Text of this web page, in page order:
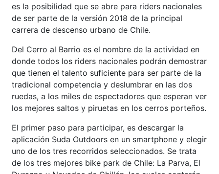
es la posibilidad que se abre para riders nacionales
de ser parte de la versión 2018 de la principal
carrera de descenso urbano de Chile.
Del Cerro al Barrio es el nombre de la actividad en
donde todos los riders nacionales podrán demostrar
que tienen el talento suficiente para ser parte de la
tradicional competencia y deslumbrar en las dos
ruedas, a los miles de espectadores que esperan ver
los mejores saltos y piruetas en los cerros porteños.
El primer paso para participar, es descargar la
aplicación Suda Outdoors en un smartphone y elegir
uno de los tres recorridos seleccionados. Se trata
de los tres mejores bike park de Chile: La Parva, El